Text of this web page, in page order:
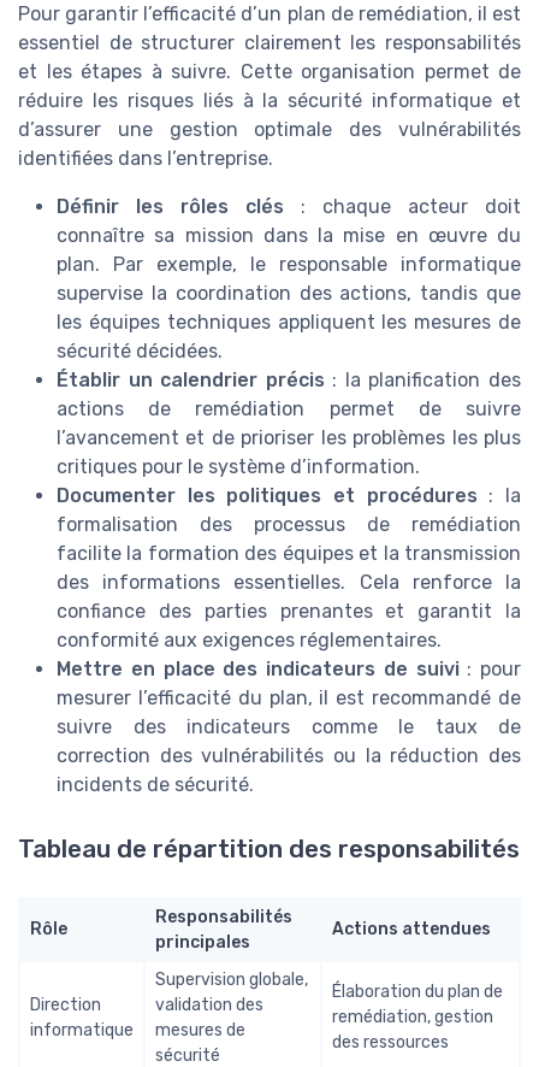
Pour garantir l’efficacité d’un plan de remédiation, il est
essentiel de structurer clairement les responsabilités
et les étapes à suivre. Cette organisation permet de
réduire les risques liés à la sécurité informatique et
d’assurer une gestion optimale des vulnérabilités
identifiées dans l’entreprise.
Définir les rôles clés : chaque acteur doit
connaître sa mission dans la mise en œuvre du
plan. Par exemple, le responsable informatique
supervise la coordination des actions, tandis que
les équipes techniques appliquent les mesures de
sécurité décidées.
Établir un calendrier précis : la planification des
actions de remédiation permet de suivre
l’avancement et de prioriser les problèmes les plus
critiques pour le système d’information.
Documenter les politiques et procédures : la
formalisation des processus de remédiation
facilite la formation des équipes et la transmission
des informations essentielles. Cela renforce la
confiance des parties prenantes et garantit la
conformité aux exigences réglementaires.
Mettre en place des indicateurs de suivi: pour
mesurer l’efficacité du plan, il est recommandé de
suivre des indicateurs comme le taux de
correction des vulnérabilités ou la réduction des
incidents de sécurité.
Tableau de répartition des responsabilités
Rôle
Responsabilités
principales
Actions attendues
Direction
informatique
Supervision globale,
validation des
mesures de
sécurité
Élaboration du plan de
remédiation, gestion
des ressources